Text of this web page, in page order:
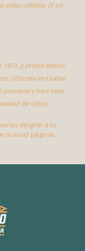
piñas coladas. (Y ser
1971, y provee trastos
Ubicado en Ciudad
personas y hace todo
de Gótica.
dirigirte a tu
nuevas páginas